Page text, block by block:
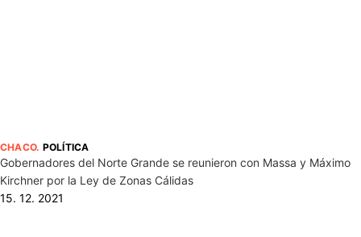
CHACO. POLÍTICA
Gobernadores del Norte Grande se reunieron con Massa y Máximo
Kirchner por la Ley de Zonas Cálidas
15. 12. 2021